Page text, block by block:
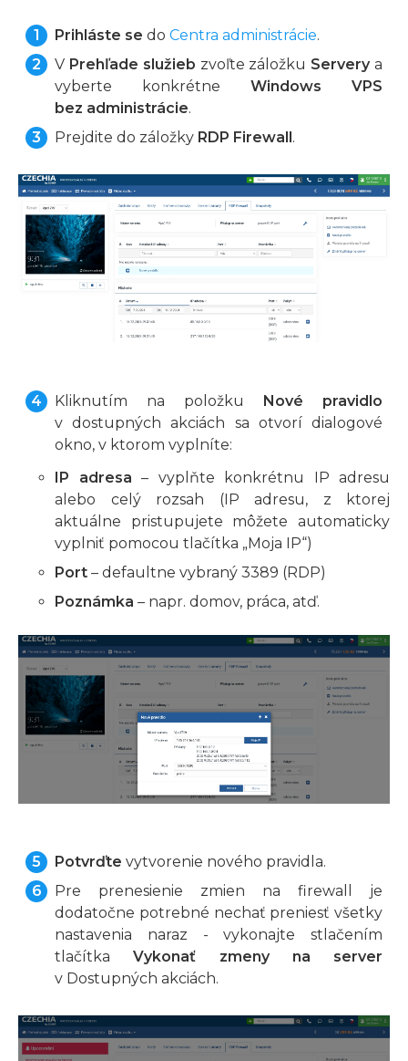
Prihláste se do Centra administrácie.
V Prehľade služieb zvoľte záložku Serverya
vyberte konkrétne Windows VPS
bez administrácie.
Prejdite do záložky RDP Firewall.
Kliknutím na položku Nové pravidlo
v dostupných akciách sa otvorí dialogové
okno, v ktorom vyplníte:
IP adresa – vyplňte konkrétnu IP adresu
alebo celý rozsah (IP adresu, z ktorej
aktuálne pristupujete môžete automaticky
vyplniť pomocou tlačítka „Moja IP“)
Port – defaultne vybraný 3389 (RDP)
Poznámka – napr. domov, práca, atď.
Potvrďte vytvorenie nového pravidla.
Pre prenesienie zmien na firewall je
dodatočne potrebné nechať preniesť všetky
nastavenia naraz - vykonajte stlačením
tlačítkaVykonať zmeny na server
v Dostupných akciách.